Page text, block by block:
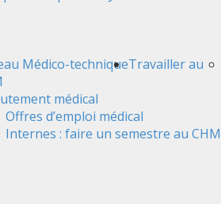
Médico-techniqueTravailler au
médical
Offres d’emploi médical
Internes : faire un semestre au CHM